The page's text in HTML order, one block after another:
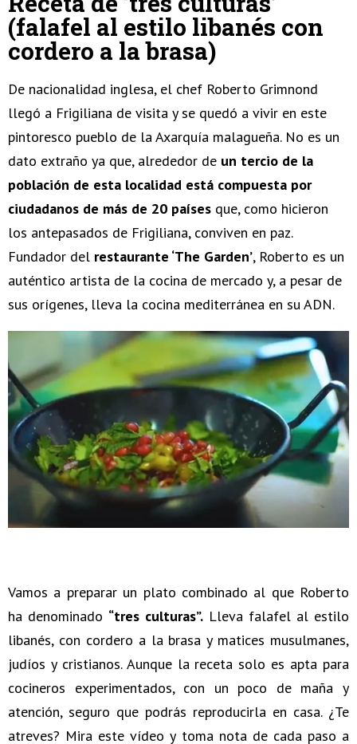
(falafel al estilo libanés con
cordero a la brasa)
De nacionalidad inglesa, el chef Roberto Grimnond
llegó a Frigiliana de visita y se quedó a vivir en este
pintoresco pueblo de la Axarquía malagueña. No es un
dato extraño ya que, alrededor de un tercio de la
población de esta localidad está compuesta por
ciudadanos de más de 20 países que, como hicieron
los antepasados de Frigiliana, conviven en paz.
Fundador del restaurante ‘The Garden’, Roberto es un
auténtico artista de la cocina de mercado y, a pesar de
sus orígenes, lleva la cocina mediterránea en su ADN.
Vamos a preparar un plato combinado al que Roberto
ha denominado “tres culturas”. Lleva falafel al estilo
libanés, con cordero a la brasa y matices musulmanes,
judíos y cristianos. Aunque la receta solo es apta para
cocineros experimentados, con un poco de maña y
atención, seguro que podrás reproducirla en casa. ¿Te
atreves? Mira este vídeo y toma nota de cada paso a